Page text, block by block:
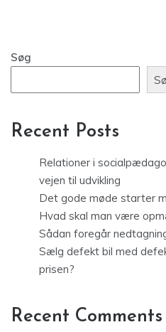
Søg
Recent Posts
Relationer i
vejen til udvikling
Det gode møde starter
Hvad skal man være
Sådan foregår
Sælg defekt bil med
prisen?
Recent Comments